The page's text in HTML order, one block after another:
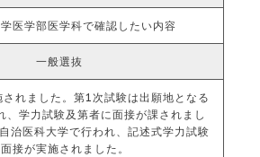
医学部医学科で確認したい内容
一般選抜
れました。第1次試験は出願地となる
、学力試験及第者に面接が課されまし
治医科大学で行われ、記述式学力試験
接が実施されました。